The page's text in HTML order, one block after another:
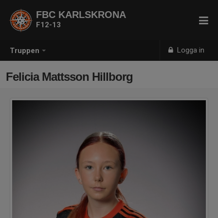
Truppen Logga in
FBC KARLSKRONA
F12-13
Felicia Mattsson Hillborg